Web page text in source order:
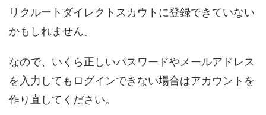
リクルートダイレクトスカウトに登録できていない
かもしれません。
なので、いくら正しいパスワードやメールアドレス
を入力してもログインできない場合はアカウントを
作り直してください。